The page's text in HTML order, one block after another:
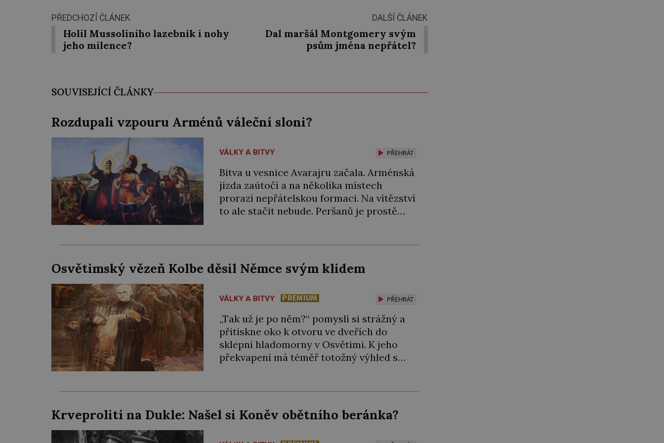
PŘEDCHOZÍ ČLÁNEK
Holil Mussoliniho lazebník i nohy
jeho milence?
DALŠÍ ČLÁNEK
Dal maršál Montgomery svým
psům jména nepřátel?
SOUVISEJÍCÍ ČLÁNKY
Rozdupali vzpouru Arménů váleční sloni?
VÁLKY A BITVY PŘEHRÁT
Bitva u vesnice Avarajru začala. Arménská
jízda zaútočí a na několika místech
prorazí nepřátelskou formaci. Na vítězství
to ale stačit nebude. Peršanů je prostě
Arménie jako první země na světě přijala
křesťanství za státní náboženství. Stalo se
tak roku 301 během vlády arménského
Osvětimský vězeň Kolbe děsil Němce svým klidem
VÁLKY A BITVY PREMIUM PŘEHRÁT
„Tak už je po něm?“ pomyslí si strážný a
přitiskne oko k otvoru ve dveřích do
sklepní hladomorny v Osvětimi. K jeho
překvapení má téměř totožný výhled s
na podlaze s blaženým výrazem. Esesáci
by ale rádi do kobky hodili další nebožáky,
[…]
Krveprolití na Dukle: Našel si Koněv obětního beránka?